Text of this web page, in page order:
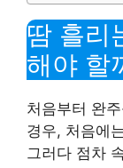
땀 흘리
해야 할
처음부터 완
경우, 처음에
그러다 점차